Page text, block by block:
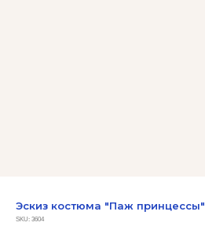
Эскиз костюма "Паж принцессы"
SKU: 3604